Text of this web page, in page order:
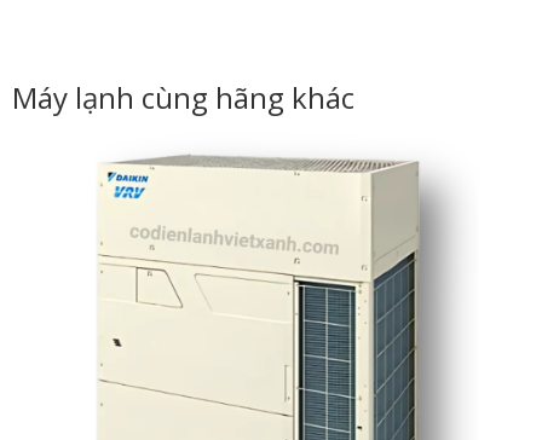
Máy lạnh cùng hãng khác